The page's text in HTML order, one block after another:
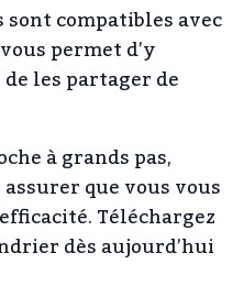
compatibles avec
permet d’y
les partager de
à grands pas,
que vous vous
Téléchargez
dès aujourd’hui